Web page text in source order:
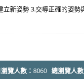
新姿勢 3.交導正確的姿勢
覽人數： 8060 總瀏覽人數